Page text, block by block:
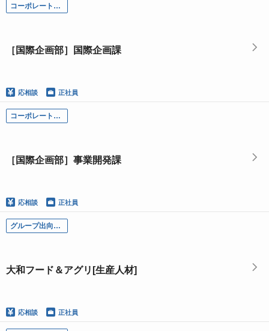
コーポレート部門
［国際企画部］国際企画課
応相談 正社員
コーポレート部門
［国際企画部］事業開発課
応相談 正社員
グループ出向各社
大和フード＆アグリ[生産人材]
応相談 正社員